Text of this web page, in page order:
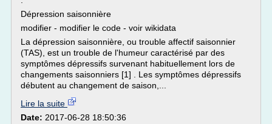
Dépression saisonnière
modifier - modifier le code - voir wikidata
La dépression saisonnière, ou trouble affectif saisonnier
(TAS), est un trouble de l'humeur caractérisé par des
symptômes dépressifs survenant habituellement lors de
changements saisonniers [1] . Les symptômes dépressifs
débutent au changement de saison,...
Lire la suite
Date: 2017-06-28 18:50:36